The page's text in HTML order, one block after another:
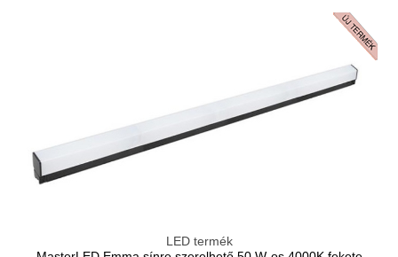
LED termék